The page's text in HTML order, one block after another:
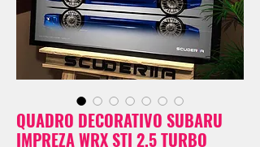
QUADRO DECORATIVO SUBARU
IMPREZA WRX STI 2.5 TURBO